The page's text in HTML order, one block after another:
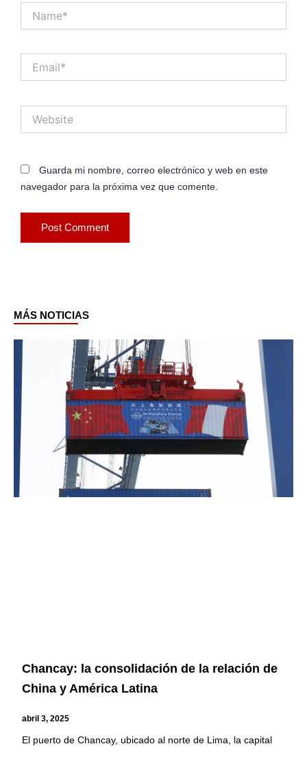
Guarda mi nombre, correo electrónico y web en este
navegador para la próxima vez que comente.
MÁS NOTICIAS
Chancay: la consolidación de la relación de
China y América Latina
abril 3, 2025
El puerto de Chancay, ubicado al norte de Lima, la capital
Page Page PagePage